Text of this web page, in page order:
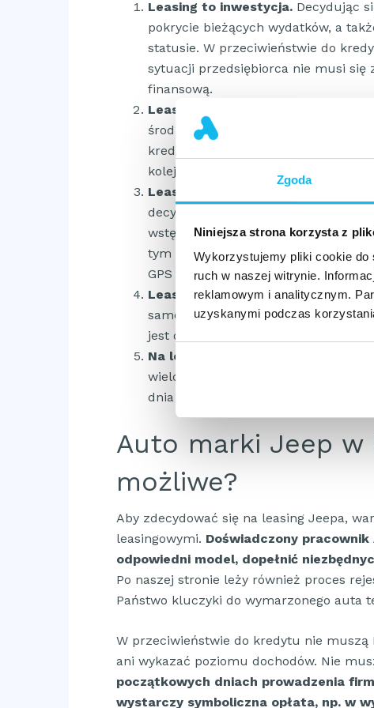
Zgoda
Niniejsza strona korzysta z
Wykorzystujemy pliki cookie do
ruch w naszej witrynie.
reklamowym i analitycznym.
uzyskanymi podczas
Leasing to inwestycja. Decydując
pokrycie bieżących wydatków, a
statusie. W przeciwieństwie do
sytuacji przedsiębiorca nie musi się
finansową.
Leasing nie obciąża zdolności
środków, nie muszą Państwo
kredytową. Natomiast uzyskanie
kolejną pożyczkę.
Leasing powoduje, że firma płaci
decyzję o leasingu operacyjnym, do
wstępną, raty, koszty użytkowania
tym idzie – koszty działalności)
GPS i nie tylko.
Leasing można zakończyć
samochód w trakcie trwania umowy.
jest o wiele korzystniejsze niż zakup
Na leasing mogą zdecydować się
wieloma młodymi
dnia założenia działalności
Auto marki Jeep
możliwe?
Aby zdecydować się na leasing Jeepa,
leasingowymi. Doświadczony pracownik
odpowiedni model, dopełnić
Po naszej stronie leży również proces
Państwo kluczyki do wymarzonego auta
W przeciwieństwie do kredytu nie muszą
ani wykazać poziomu dochodów. Nie
początkowych dniach prowadzenia
wystarczy symboliczna opłata, np. w